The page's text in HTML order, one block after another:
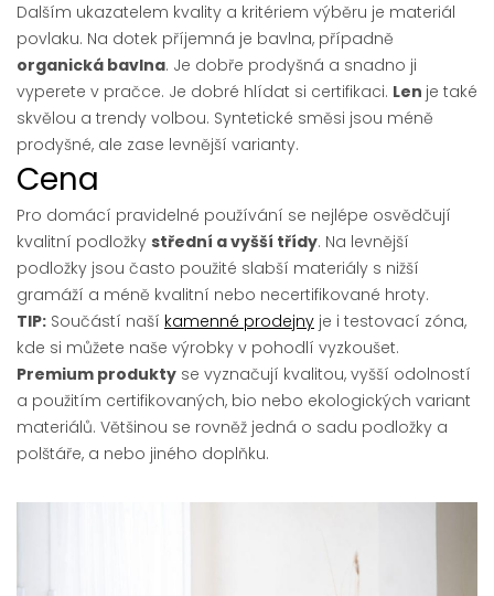
Dalším ukazatelem kvality a kritériem výběru je materiál
povlaku. Na dotek příjemná je bavlna, případně
organická bavlna. Je dobře prodyšná a snadno ji
vyperete v pračce. Je dobré hlídat si certifikaci. Len je také
skvělou a trendy volbou. Syntetické směsi jsou méně
prodyšné, ale zase levnější varianty.
Cena
Pro domácí pravidelné používání se nejlépe osvědčují
kvalitní podložky střední a vyšší třídy. Na levnější
podložky jsou často použité slabší materiály s nižší
gramáží a méně kvalitní nebo necertifikované hroty.
TIP: Součástí naší kamenné prodejny je i testovací zóna,
kde si můžete naše výrobky v pohodlí vyzkoušet.
Premium produkty se vyznačují kvalitou, vyšší odolností
a použitím certifikovaných, bio nebo ekologických variant
materiálů. Většinou se rovněž jedná o sadu podložky a
polštáře, a nebo jiného doplňku.